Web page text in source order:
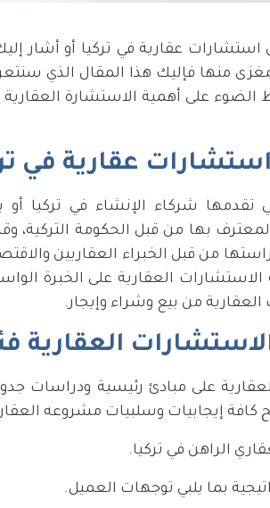
عقارية في تركيا أو أشار
منها فإليك هذا المقال الذي
على أهمية الاستشارة
عقارية في
تقدمها شركاء الإنشاء في
بها من قبل الحكومة
من قبل الخبراء العقاريين
العقارية على الخبرة
من بيع وشراء وإيجار.
العقارية
على مبادئ رئيسية ودراسات
إيجابيات وسلبيات مشروعه
الراهن في تركيا.
بما يلبي توجهات العميل.